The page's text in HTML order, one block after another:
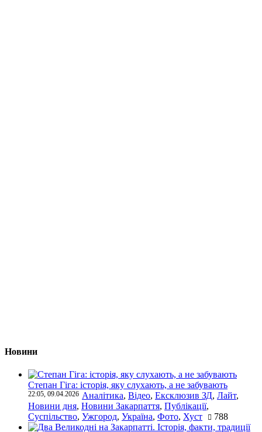
Новини
Степан Гіга: історія, яку слухають, а не забувають
22:05, 09.04.2026 Аналітика, Відео, Ексклюзив ЗД, Лайт,
Новини дня, Новини Закарпаття, Публікації,
Суспільство, Ужгород, Україна, Фото, Хуст 788